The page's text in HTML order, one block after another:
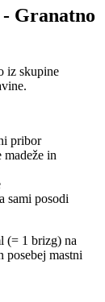
- Granatno
iz skupine
pribor
in
sami posodi
(= 1 brizg) na
posebej mastni